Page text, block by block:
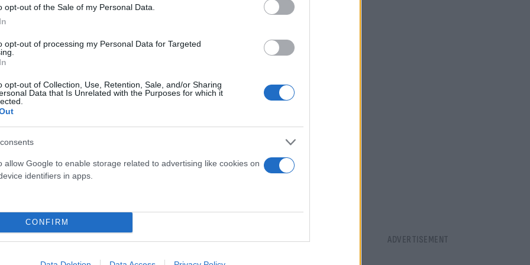
opt-out of the Sale of my Personal Data.
opt-out of processing my Personal Data for Targeted
opt-out of Collection, Use, Retention, Sale, and/or Sharing
Data that Is Unrelated with the Purposes for which it
allow Google to enable storage related to advertising like cookies on
identifiers in apps.
CONFIRM
λόγω εργασίας»
την τελευταία τους επικοινωνία έως τη δήλωση εξαφάνισης,
του βρισκόταν εκτός Αθηνών για επαγγελματικούς
Αθηνών για κάποια εργασία. Δεν το συνήθιζε, το είχε κάνει
Τινγκ «είχε πάει στην Τσεοχσολβαικά και τη Γαλλία για